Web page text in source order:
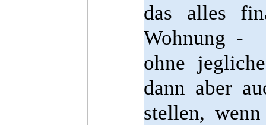
das alles
Wohnung -
ohne
dann aber
stellen,